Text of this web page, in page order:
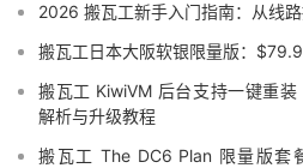
2026 搬瓦工新手入门指南：从线
搬瓦工日本大阪软银限量版：
搬瓦工 KiwiVM 后台支持一键重
解析与升级教程
搬瓦工 The DC6 Plan 限量版